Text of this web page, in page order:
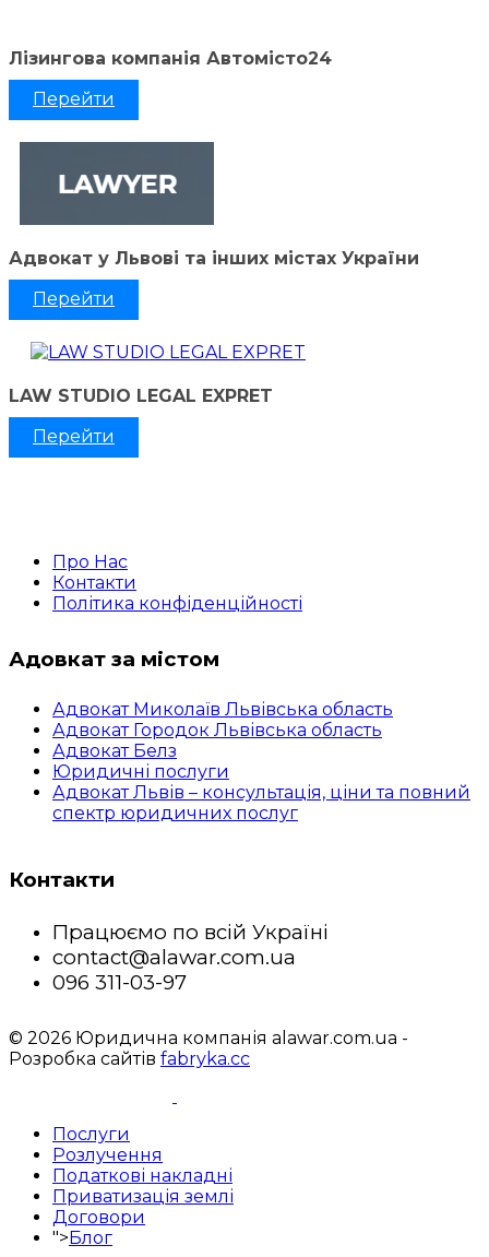
Лізингова компанія Автомісто24
Перейти
Адвокат у Львові та інших містах України
Перейти
LAW STUDIO LEGAL EXPRET
Перейти
Про Нас
Контакти
Політика конфіденційності
Адовкат за містом
Адвокат Миколаїв Львівська область
Адвокат Городок Львівська область
Адвокат Белз
Юридичні послуги
Адвокат Львів – консультація, ціни та повний
спектр юридичних послуг
Контакти
Працюємо по всій Україні
contact@alawar.com.ua
096 311-03-97
© 2026 Юридична компанія alawar.com.ua -
Розробка сайтів fabryka.cc
Послуги
Розлучення
Податкові накладні
Приватизація землі
Договори
">Блог